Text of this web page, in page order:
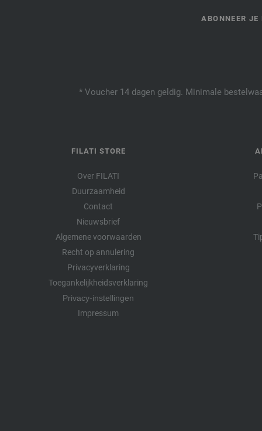
ABONNEER
* Voucher 14 dagen geldig. Minimale
FILATI STORE
Over FILATI
Duurzaamheid
Contact
Nieuwsbrief
Algemene voorwaarden
Recht op annulering
Privacyverklaring
Toegankelijkheidsverklaring
Privacy-instellingen
Impressum